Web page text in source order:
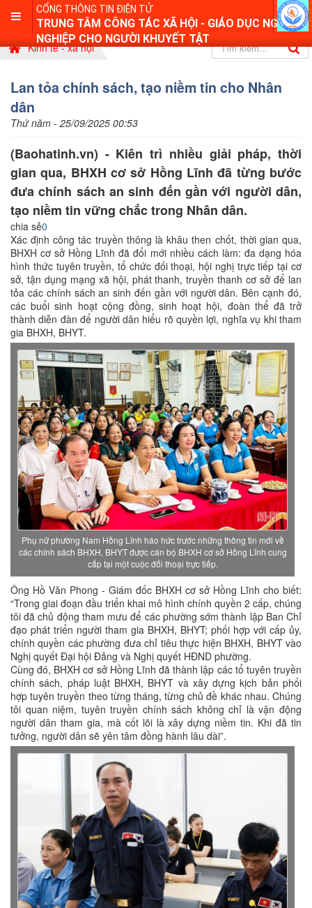
CỔNG THÔNG TIN ĐIỆN TỬ
TRUNG TÂM CÔNG TÁC XÃ HỘI - GIÁO DỤC NGHỀ
NGHIỆP CHO NGƯỜI KHUYẾT TẬT
Kinh tế - xã hội
Lan tỏa chính sách, tạo niềm tin cho Nhân
dân
Thứ năm - 25/09/2025 00:53
(Baohatinh.vn) - Kiên trì nhiều giải pháp, thời
gian qua, BHXH cơ sở Hồng Lĩnh đã từng bước
đưa chính sách an sinh đến gần với người dân,
tạo niềm tin vững chắc trong Nhân dân.
chia sẻ0
Xác định công tác truyền thông là khâu then chốt, thời gian qua,
BHXH cơ sở Hồng Lĩnh đã đổi mới nhiều cách làm: đa dạng hóa
hình thức tuyên truyền, tổ chức đối thoại, hội nghị trực tiếp tại cơ
sở, tận dụng mạng xã hội, phát thanh, truyền thanh cơ sở để lan
tỏa các chính sách an sinh đến gần với người dân. Bên cạnh đó,
các buổi sinh hoạt cộng đồng, sinh hoạt hội, đoàn thể đã trở
thành diễn đàn để người dân hiểu rõ quyền lợi, nghĩa vụ khi tham
gia BHXH, BHYT.
Phụ nữ phường Nam Hồng Lĩnh háo hức trước những thông tin mới về
các chính sách BHXH, BHYT được cán bộ BHXH cơ sở Hồng Lĩnh cung
cấp tại một cuộc đối thoại trực tiếp.
Ông Hồ Văn Phong - Giám đốc BHXH cơ sở Hồng Lĩnh cho biết:
“Trong giai đoạn đầu triển khai mô hình chính quyền 2 cấp, chúng
tôi đã chủ động tham mưu để các phường sớm thành lập Ban Chỉ
đạo phát triển người tham gia BHXH, BHYT; phối hợp với cấp ủy,
chính quyền các phường đưa chỉ tiêu thực hiện BHXH, BHYT vào
Nghị quyết Đại hội Đảng và Nghị quyết HĐND phường.
Cùng đó, BHXH cơ sở Hồng Lĩnh đã thành lập các tổ tuyên truyền
chính sách, pháp luật BHXH, BHYT và xây dựng kịch bản phối
hợp tuyên truyền theo từng tháng, từng chủ đề khác nhau. Chúng
tôi quan niệm, tuyên truyền chính sách không chỉ là vận động
người dân tham gia, mà cốt lõi là xây dựng niềm tin. Khi đã tin
tưởng, người dân sẽ yên tâm đồng hành lâu dài”.